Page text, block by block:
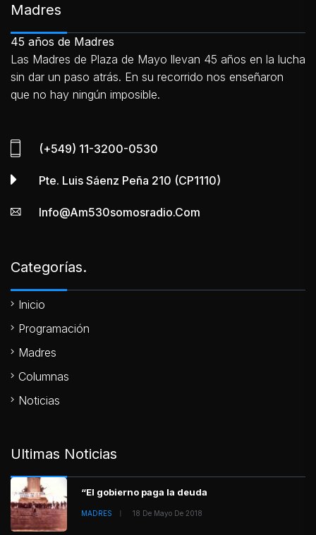
Madres
45 años de Madres
Las Madres de Plaza de Mayo llevan 45 años en la lucha
sin dar un paso atrás. En su recorrido nos enseñaron
que no hay ningún imposible.
(+549) 11-3200-0530
Pte. Luis Sáenz Peña 210 (CP1110)
Info@am530somosradio.com
Categorías.
Inicio
Programación
Madres
Columnas
Noticias
Ultimas Noticias
“El gobierno paga la deuda
MADRES 18 De Mayo De 2018